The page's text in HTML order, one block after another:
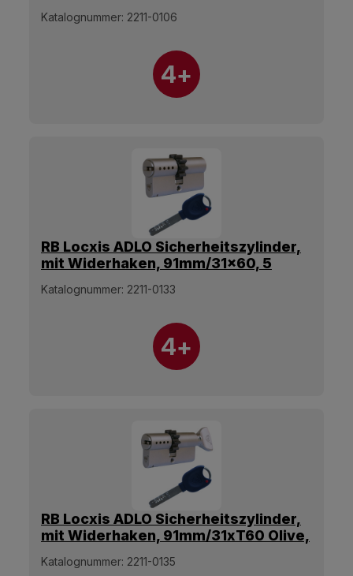
Katalognummer: 2211-0106
4+
RB Locxis ADLO Sicherheitszylinder,
mit Widerhaken, 91mm/31x60, 5
Katalognummer: 2211-0133
4+
RB Locxis ADLO Sicherheitszylinder,
mit Widerhaken, 91mm/31xT60 Olive,
Katalognummer: 2211-0135